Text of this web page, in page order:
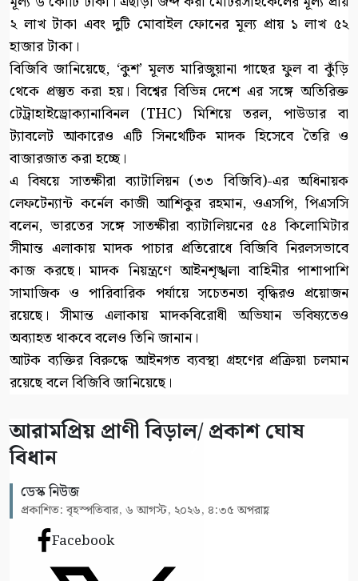
২ লাখ টাকা এবং দুটি মোবাইল ফোনের মূল্য প্রায় ১ লাখ ৫২
হাজার টাকা।
বিজিবি জানিয়েছে, ‘কুশ’ মূলত মারিজুয়ানা গাছের ফুল বা কুঁড়ি
থেকে প্রস্তুত করা হয়। বিশ্বের বিভিন্ন দেশে এর সঙ্গে অতিরিক্ত
টেট্রাহাইড্রোক্যানাবিনল (THC) মিশিয়ে তরল, পাউডার বা
ট্যাবলেট আকারেও এটি সিনথেটিক মাদক হিসেবে তৈরি ও
বাজারজাত করা হচ্ছে।
এ বিষয়ে সাতক্ষীরা ব্যাটালিয়ন (৩৩ বিজিবি)-এর অধিনায়ক
লেফটেন্যান্ট কর্নেল কাজী আশিকুর রহমান, ওএসপি, পিএসসি
বলেন, ভারতের সঙ্গে সাতক্ষীরা ব্যাটালিয়নের ৫৪ কিলোমিটার
সীমান্ত এলাকায় মাদক পাচার প্রতিরোধে বিজিবি নিরলসভাবে
কাজ করছে। মাদক নিয়ন্ত্রণে আইনশৃঙ্খলা বাহিনীর পাশাপাশি
সামাজিক ও পারিবারিক পর্যায়ে সচেতনতা বৃদ্ধিরও প্রয়োজন
রয়েছে। সীমান্ত এলাকায় মাদকবিরোধী অভিযান ভবিষ্যতেও
অব্যাহত থাকবে বলেও তিনি জানান।
আটক ব্যক্তির বিরুদ্ধে আইনগত ব্যবস্থা গ্রহণের প্রক্রিয়া চলমান
রয়েছে বলে বিজিবি জানিয়েছে।
আরামপ্রিয় প্রাণী বিড়াল/ প্রকাশ ঘোষ
বিধান
ডেস্ক নিউজ
প্রকাশিত: বৃহস্পতিবার, ৬ আগস্ট, ২০২৬, ৪:৩৫ অপরাহ্ণ
Facebook